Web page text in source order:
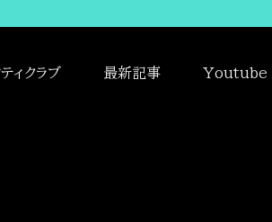
ィクラブ 最新記事 Youtube